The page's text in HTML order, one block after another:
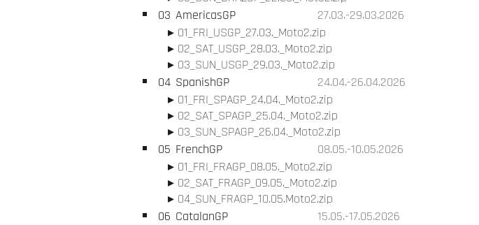
03 AmericasGP
27.03.-29.03.2026
01_FRI_USGP_27.03._Moto2.zip
02_SAT_USGP_28.03._Moto2.zip
03_SUN_USGP_29.03._Moto2.zip
04 SpanishGP
24.04.-26.04.2026
01_FRI_SPAGP_24.04._Moto2.zip
02_SAT_SPAGP_25.04._Moto2.zip
03_SUN_SPAGP_26.04._Moto2.zip
05 FrenchGP
08.05.-10.05.2026
01_FRI_FRAGP_08.05._Moto2.zip
02_SAT_FRAGP_09.05._Moto2.zip
04_SUN_FRAGP_10.05.Moto2.zip
06 CatalanGP
15.05.-17.05.2026